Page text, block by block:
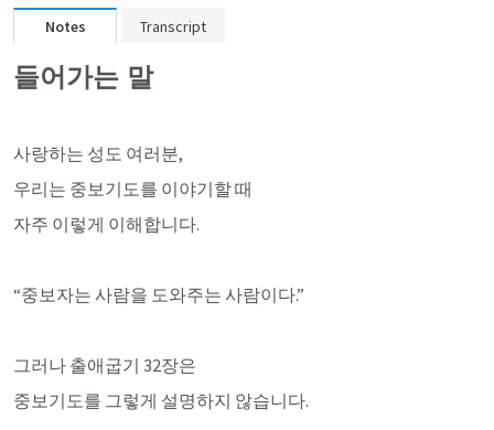
Notes Transcript
들어가는 말
사랑하는 성도 여러분,
우리는 중보기도를 이야기할 때
자주 이렇게 이해합니다.
“중보자는 사람을 도와주는 사람이다.”
그러나 출애굽기 32장은
중보기도를 그렇게 설명하지 않습니다.